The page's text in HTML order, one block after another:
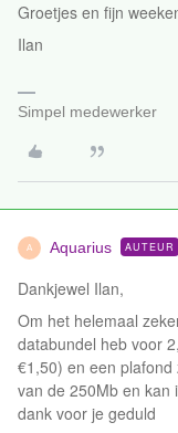
Groetjes en fijn
Ilan
Simpel medewerker
A Aquarius AUTEUR
Dankjewel Ilan,
Om het helemaal
databundel heb voor
€1,50) en een
van de 250Mb en kan
dank voor je geduld